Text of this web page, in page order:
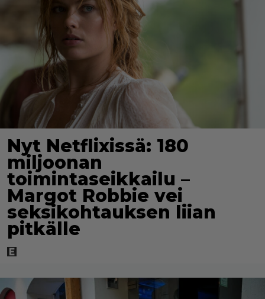
Nyt Netflixissä: 180
miljoonan
toimintaseikkailu –
Margot Robbie vei
seksikohtauksen liian
pitkälle